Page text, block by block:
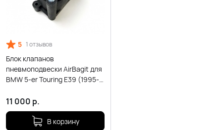
5 1 отзывов
Блок клапанов
пневмоподвески AirBagit для
BMW 5-er Touring E39 (1995-
11 000 р.
В корзину